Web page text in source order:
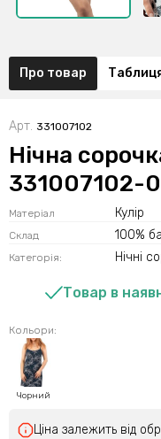
Про товар
Арт. 331007102
Нічна
331007102-
Матеріал Кулір
Склад 100%
Категорія: Нічні
Товар в
Кольори:
Чорний
Ціна залежить від